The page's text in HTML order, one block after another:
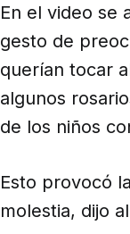
En el video se
gesto de
querían tocar
algunos
de los niños
Esto provocó
molestia, dijo